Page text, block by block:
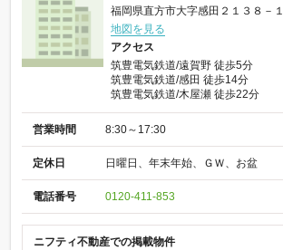
福岡県直方市大字感田２１３８－１
地図を見る
アクセス
筑豊電気鉄道/遠賀野 徒歩5分
筑豊電気鉄道/感田 徒歩14分
筑豊電気鉄道/木屋瀬 徒歩22分
営業時間 8:30～17:30
定休日 日曜日、年末年始、ＧＷ、お盆
電話番号 0120-411-853
ニフティ不動産での掲載物件